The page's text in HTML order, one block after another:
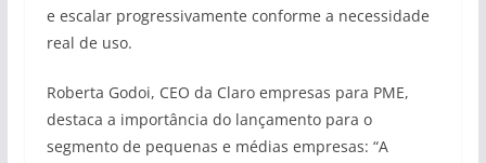
e escalar progressivamente conforme a necessidade
real de uso.
Roberta Godoi, CEO da Claro empresas para PME,
destaca a importância do lançamento para o
segmento de pequenas e médias empresas: “A